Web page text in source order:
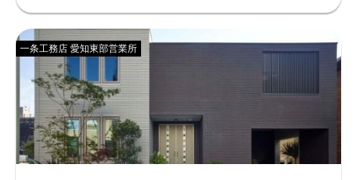
一条工務店 愛知東部営業所